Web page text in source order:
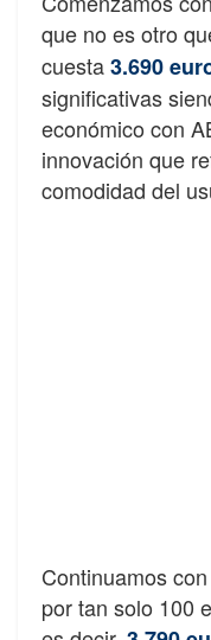
que no es otro
cuesta3.690
significativas
económico con
innovación que
comodidad del
Continuamos
por tan solo 100